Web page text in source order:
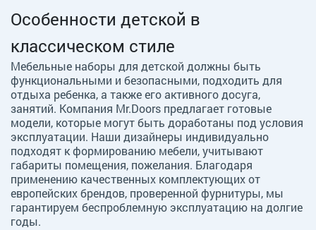
Особенности детской в
классическом стиле
Мебельные наборы для детской должны быть
функциональными и безопасными, подходить для
отдыха ребенка, а также его активного досуга,
занятий. Компания Mr.Doors предлагает готовые
модели, которые могут быть доработаны под условия
эксплуатации. Наши дизайнеры индивидуально
подходят к формированию мебели, учитывают
габариты помещения, пожелания. Благодаря
применению качественных комплектующих от
европейских брендов, проверенной фурнитуры, мы
гарантируем беспроблемную эксплуатацию на долгие
годы.